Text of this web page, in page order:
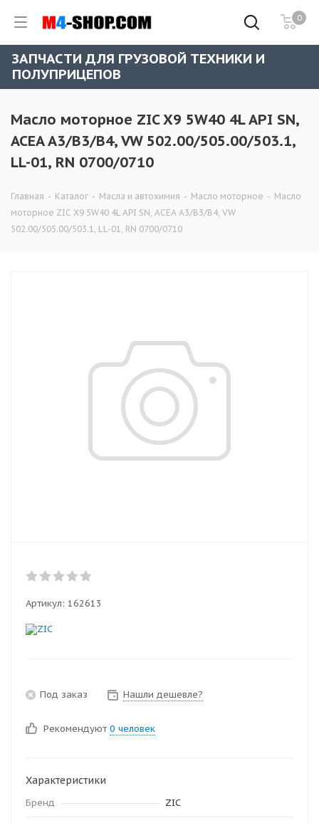
0
ЗАПЧАСТИ ДЛЯ ГРУЗОВОЙ ТЕХНИКИ И
ПОЛУПРИЦЕПОВ
Масло моторное ZIC X9 5W40 4L API SN,
ACEA A3/B3/B4, VW 502.00/505.00/503.1,
LL-01, RN 0700/0710
Главная - Каталог - Масла и автохимия - Масло моторное - Масло
моторное ZIC X9 5W40 4L API SN, ACEA A3/B3/B4, VW
502.00/505.00/503.1, LL-01, RN 0700/0710
Артикул: 162613
Под заказ Нашли дешевле?
Рекомендуют 0 человек
Характеристики
Бренд ZIC